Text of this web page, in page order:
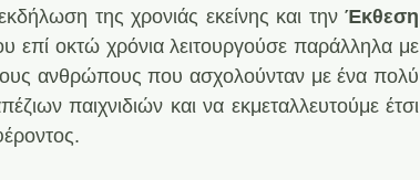
της χρονιάς εκείνης και την Έκθεση
επί οκτώ χρόνια λειτουργούσε παράλληλα με
ανθρώπους που ασχολούνταν με ένα πολύ
παιχνιδιών και να εκμεταλλευτούμε έτσι